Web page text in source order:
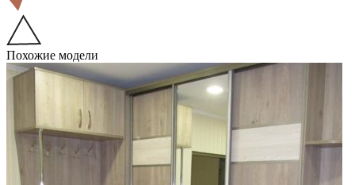
Похожие модели